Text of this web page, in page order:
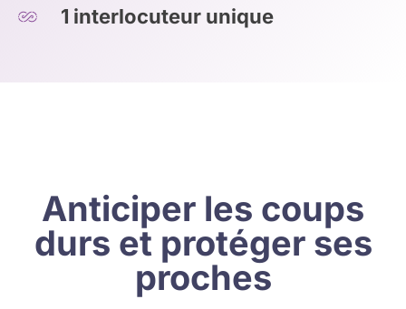
1 interlocuteur unique
Anticiper les coups
durs et protéger ses
proches